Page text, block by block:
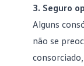
3. Seguro
Alguns
não se